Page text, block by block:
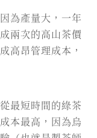
為產量大，一年
兩次的高山茶價
高昂管理成本，
最短時間的綠茶
本最高，因為烏